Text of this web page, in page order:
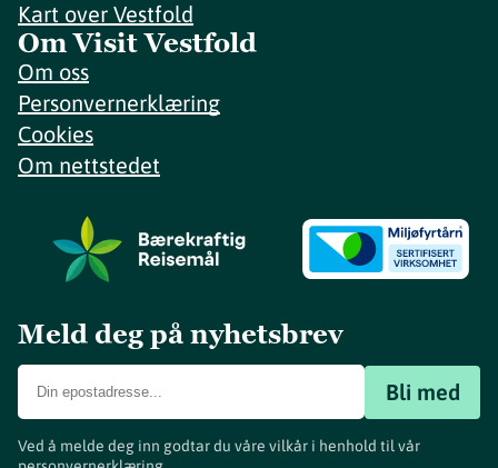
Kart over Vestfold
Om Visit Vestfold
Om oss
Personvernerklæring
Cookies
Om nettstedet
Meld deg på nyhetsbrev
Bli med
Ved å melde deg inn godtar du våre vilkår i henhold til vår